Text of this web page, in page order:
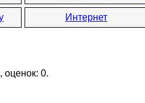
Интернет
, оценок: 0.